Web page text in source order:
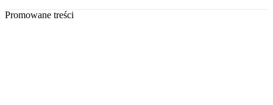
Promowane treści